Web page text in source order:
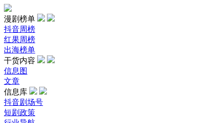
漫剧榜单
抖音周榜
红果周榜
出海榜单
干货内容
信息图
文章
信息库
抖音剧场号
短剧政策